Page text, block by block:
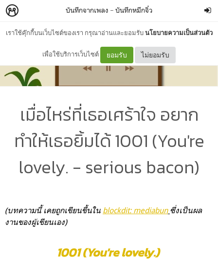
เราใช้คุ๊กกี้บนเว็บไซต์ของเรา กรุณาอ่านและยอมรับนโยบายความเป็นส่วนตัว
เพื่อใช้บริการเว็บไซต์ ยอมรับ ไม่ยอมรับ
บันทึกจากเพลง – บันทึกหมึกจิ๋ว
เมื่อไหร่ที่เธอเศร้าใจ อยาก
ทำให้เธอยิ้มได้ 1001 (You're
lovely. - serious bacon)
(บทความนี้ เคยถูกเขียนขึ้นใน blockdit: mediabun ซึ่งเป็นผล
งานของผู้เขียนเอง)
1001 (You're lovely.)